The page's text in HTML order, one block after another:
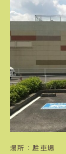
場所：駐車場